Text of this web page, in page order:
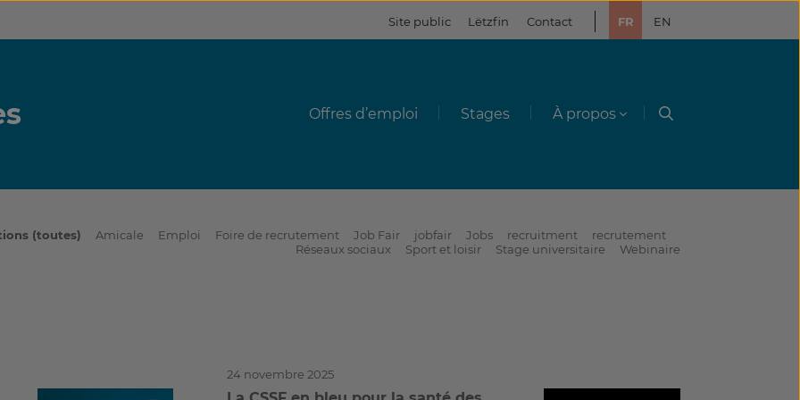
Site public Lëtzfin Contact FR EN
Offres d’emploi Stages À propos
(toutes) Amicale Emploi Foire de recrutement Job Fair jobfair Jobs recruitment
recrutement
Réseaux sociaux
Sport et loisir Stage universitaire Webinaire
24 novembre 2025